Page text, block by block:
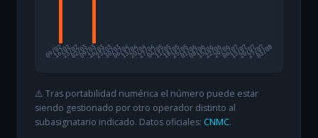
09/02
16/0223/0202/0309/0316/0323/0330/0306/0413/0420/0427/0404/0511/0518/0525/0501/0608/0615/0622/0629/0606/0713/0720/0727/07
03/08
⚠️ Tras portabilidad numérica el número puede estar
siendo gestionado por otro operador distinto al
subasignatario indicado. Datos oficiales: CNMC.